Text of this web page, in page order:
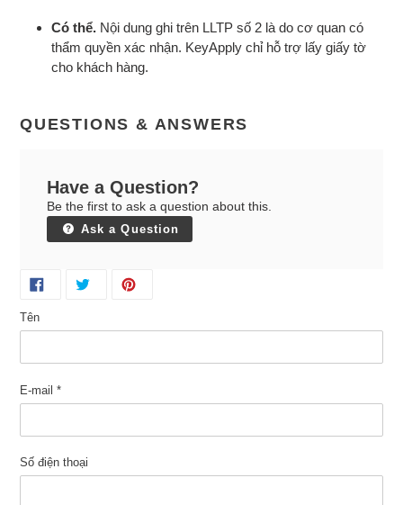
Có thể. Nội dung ghi trên LLTP số 2 là do cơ quan có
thẩm quyền xác nhận. KeyApply chỉ hỗ trợ lấy giấy tờ
cho khách hàng.
QUESTIONS & ANSWERS
Have a Question?
Be the first to ask a question about this.
Ask a Question
Tên
E-mail *
Số điện thoại